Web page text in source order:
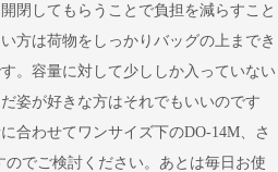
閉してもらうことで負担を減らすこと
方は荷物をしっかりバッグの上までき
。容量に対して少ししか入っていない
姿が好きな方はそれでもいいのです
合わせてワンサイズ下のDO-14M、さ
でご検討ください。あとは毎日お使